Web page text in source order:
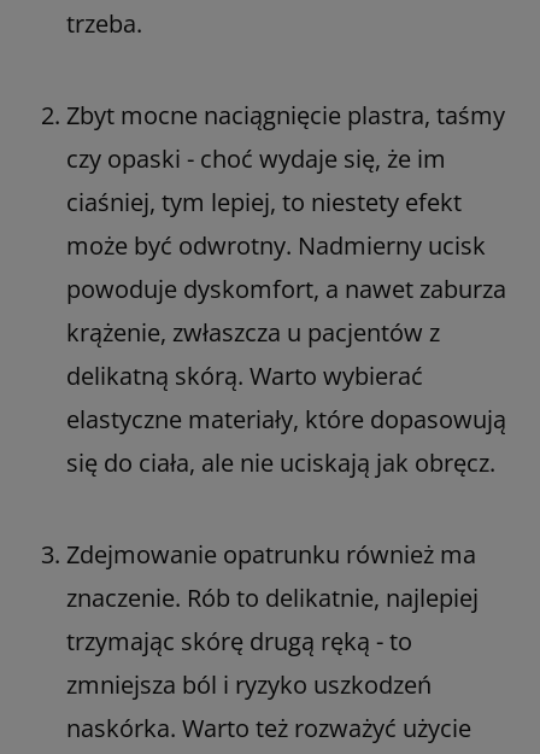
trzeba.
Zbyt mocne naciągnięcie plastra, taśmy
czy opaski - choć wydaje się, że im
ciaśniej, tym lepiej, to niestety efekt
może być odwrotny. Nadmierny ucisk
powoduje dyskomfort, a nawet zaburza
krążenie, zwłaszcza u pacjentów z
delikatną skórą. Warto wybierać
elastyczne materiały, które dopasowują
się do ciała, ale nie uciskają jak obręcz.
Zdejmowanie opatrunku również ma
znaczenie. Rób to delikatnie, najlepiej
trzymając skórę drugą ręką - to
zmniejsza ból i ryzyko uszkodzeń
naskórka. Warto też rozważyć użycie